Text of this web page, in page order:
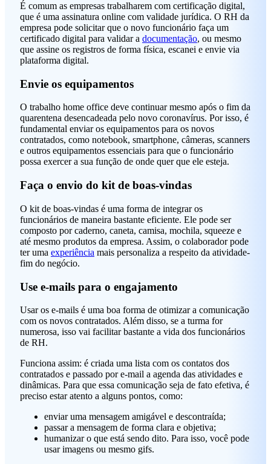
É comum as empresas trabalharem com certificação digital,
que é uma assinatura online com validade jurídica. O RH da
empresa pode solicitar que o novo funcionário faça um
certificado digital para validar a documentação, ou mesmo
que assine os registros de forma física, escanei e envie via
plataforma digital.
Envie os equipamentos
O trabalho home office deve continuar mesmo após o fim da
quarentena desencadeada pelo novo coronavírus. Por isso, é
fundamental enviar os equipamentos para os novos
contratados, como notebook, smartphone, câmeras, scanners
e outros equipamentos essenciais para que o funcionário
possa exercer a sua função de onde quer que ele esteja.
Faça o envio do kit de boas-vindas
O kit de boas-vindas é uma forma de integrar os
funcionários de maneira bastante eficiente. Ele pode ser
composto por caderno, caneta, camisa, mochila, squeeze e
até mesmo produtos da empresa. Assim, o colaborador pode
ter uma experiência mais personaliza a respeito da atividade-
fim do negócio.
Use e-mails para o engajamento
Usar os e-mails é uma boa forma de otimizar a comunicação
com os novos contratados. Além disso, se a turma for
numerosa, isso vai facilitar bastante a vida dos funcionários
de RH.
Funciona assim: é criada uma lista com os contatos dos
contratados e passado por e-mail a agenda das atividades e
dinâmicas. Para que essa comunicação seja de fato efetiva, é
preciso estar atento a alguns pontos, como:
enviar uma mensagem amigável e descontraída;
passar a mensagem de forma clara e objetiva;
humanizar o que está sendo dito. Para isso, você pode
usar imagens ou mesmo gifs.